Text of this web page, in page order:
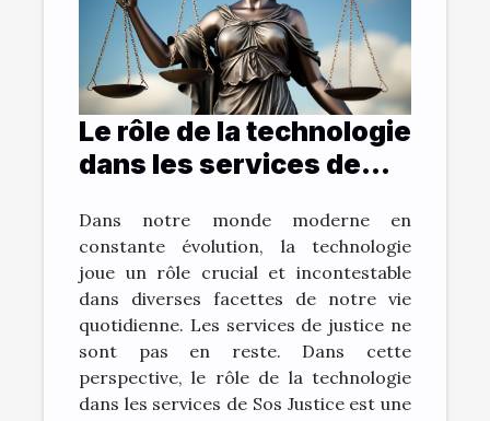
Le rôle de la technologie
dans les services de
Dans notre monde moderne en
constante évolution, la technologie
joue un rôle crucial et incontestable
dans diverses facettes de notre vie
quotidienne. Les services de justice ne
sont pas en reste. Dans cette
perspective, le rôle de la technologie
dans les services de Sos Justice est une